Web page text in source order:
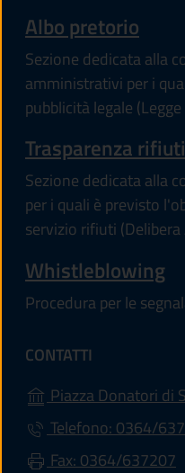
Albo pretorio
Sezione dedicata alla
amministrativi per i
pubblicità legale
Trasparenza rifiuti
Sezione dedicata alla
per i quali è previsto
servizio rifiuti
Whistleblowing
Procedura per le
CONTATTI
Piazza Donatori di
Telefono: 0364/
Fax: 0364/637207